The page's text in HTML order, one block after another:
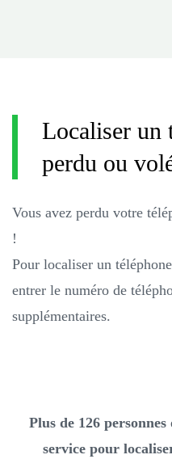
Localiser un
perdu ou
Vous avez perdu votre
!
Pour localiser un
entrer le numéro de
supplémentaires.
Plus de 126
service pour